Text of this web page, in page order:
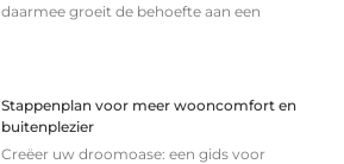
daarmee groeit de behoefte aan een
Stappenplan voor meer wooncomfort en
buitenplezier
Creëer uw droomoase: een gids voor